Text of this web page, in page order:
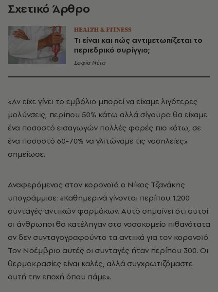
Σχετικό Άρθρο
HEALTH & FITNESS
Τι είναι και πώς αντιμετωπίζεται το
περιεδρικό συρίγγιο;
Σοφία Νέτα
«Αν είχε γίνει το εμβόλιο μπορεί να είχαμε λιγότερες
μολύνσεις, περίπου 50% κάτω αλλά σίγουρα θα είχαμε
ένα ποσοστό εισαγωγών πολλές φορές πιο κάτω, σε
ένα ποσοστό 60-70% να γλιτώναμε τις νοσηλείες»
σημείωσε.
Αναφερόμενος στον κορονοϊό ο Νίκος Τζανάκης
υπογράμμισε: «Καθημερινά γίνονται περίπου 1.200
συνταγές αντιικών φαρμάκων. Αυτό σημαίνει ότι αυτοί
οι άνθρωποι θα κατέληγαν στο νοσοκομείο πιθανότατα
αν δεν συνταγογραφούντο τα αντιικά για τον κορονοϊό.
Τον Νοέμβριο αυτές οι συνταγές ήταν περίπου 300. Οι
θερμοκρασίες είναι καλές, αλλά συγχρωτιζόμαστε
αυτή την εποχή όπου πάμε».